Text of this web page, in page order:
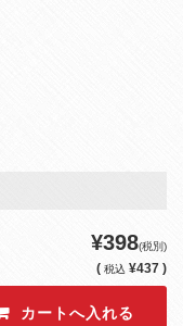
¥398(税別)
( 税込 ¥437 )